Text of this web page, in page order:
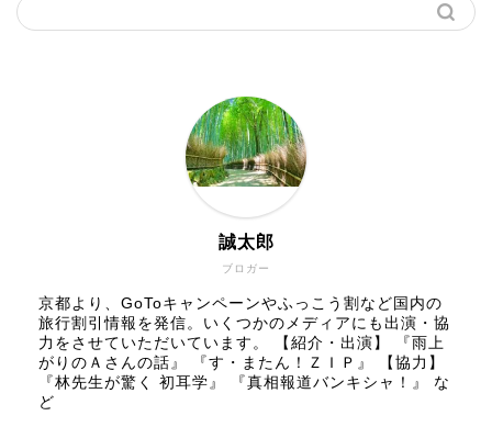
ブロガー
誠太郎
京都より、GoToキャンペーンやふっこう割など国内の
旅行割引情報を発信。いくつかのメディアにも出演・協
力をさせていただいています。 【紹介・出演】 『雨上
がりのＡさんの話』 『す・またん！ＺＩＰ』 【協力】
『林先生が驚く 初耳学』 『真相報道バンキシャ！』 な
ど